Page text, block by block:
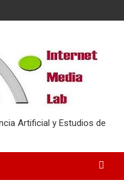
Artificial y Estudios de